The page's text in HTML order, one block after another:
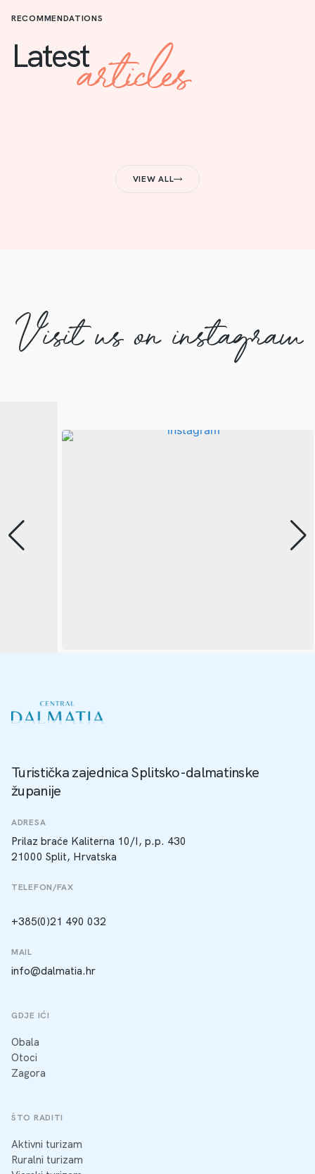
RECOMMENDATIONS
Latestarticles
VIEW ALL
Visit us on instagram
Turistička zajednica Splitsko-dalmatinske
županije
ADRESA
Prilaz braće Kaliterna 10/I, p.p. 430
21000 Split, Hrvatska
TELEFON/FAX
+385(0)21 490 032
MAIL
info@dalmatia.hr
GDJE IĆI
Obala
Otoci
Zagora
ŠTO RADITI
Aktivni turizam
Ruralni turizam